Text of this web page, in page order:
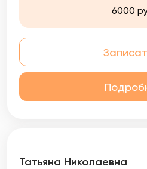
6000
Татьяна Николаевна